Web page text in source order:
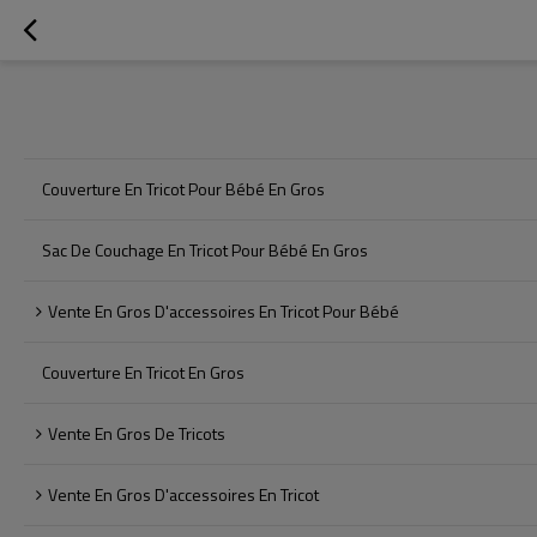
Couverture En Tricot Pour Bébé En Gros
Sac De Couchage En Tricot Pour Bébé En Gros
Vente En Gros D'accessoires En Tricot Pour Bébé
Couverture En Tricot En Gros
Vente En Gros De Tricots
Vente En Gros D'accessoires En Tricot